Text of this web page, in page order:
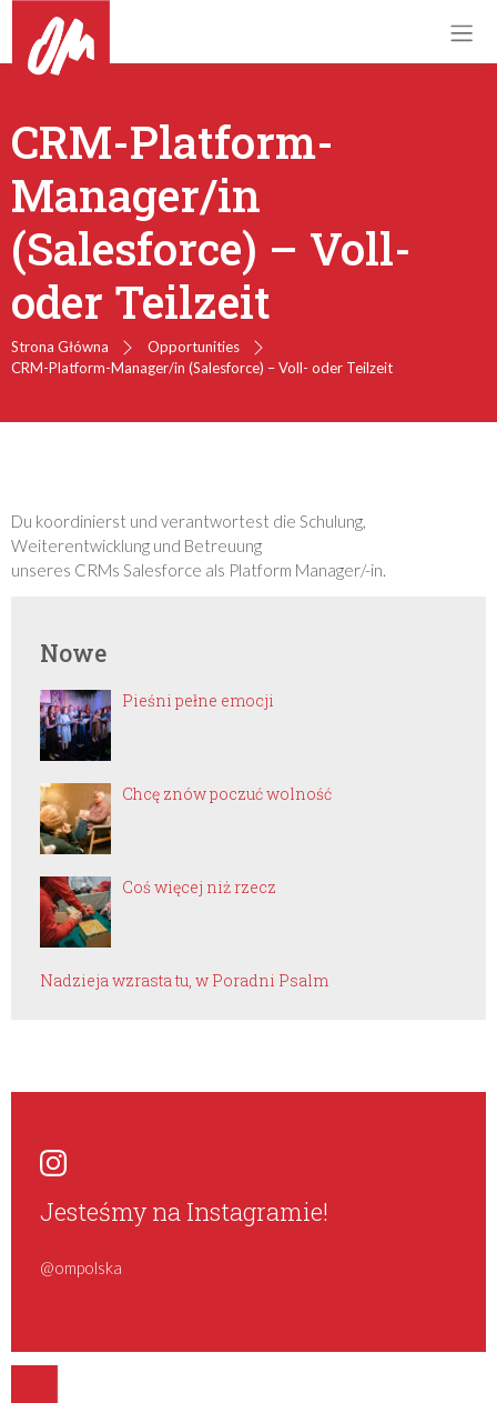
CRM-Platform-
Manager/in
(Salesforce) – Voll-
oder Teilzeit
Strona Główna
Opportunities
CRM-Platform-Manager/in (Salesforce) – Voll- oder Teilzeit
Du koordinierst und verantwortest die Schulung,
Weiterentwicklung und Betreuung
unseres CRMs Salesforce als Platform Manager/-in.
Nowe
Pieśni pełne emocji
Chcę znów poczuć wolność
Coś więcej niż rzecz
Nadzieja wzrasta tu, w Poradni Psalm
Jesteśmy na Instagramie!
@ompolska